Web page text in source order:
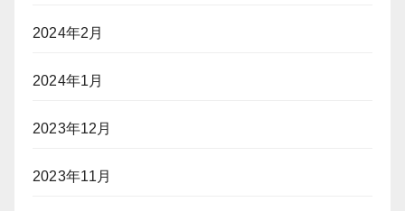
2024年2月
2024年1月
2023年12月
2023年11月